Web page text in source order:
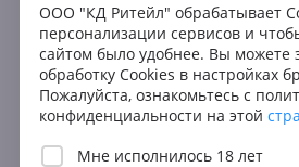
ООО "КД Ритейл" обрабатывает
персонализации сервисов и
сайтом было удобнее. Вы можете
обработку Cookies в настройках
Пожалуйста, ознакомьтесь с
конфиденциальности на этой
Мне исполнилось 18 лет